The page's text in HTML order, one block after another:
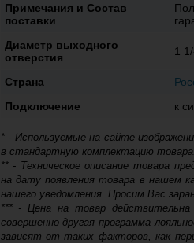
Примечания и Состав
поставки
Диаметр выходного
отверстия
1
Страна
Подключение
к
* - Используемые на сайте
в стандартную комплектацию товара.
** - Техническое описание товара
на дату появления товара в нашем
нашего уведомления. Просим Вас
*** - Цена на товар действительна
совершенно другая программа
зависят от таких факторов, как